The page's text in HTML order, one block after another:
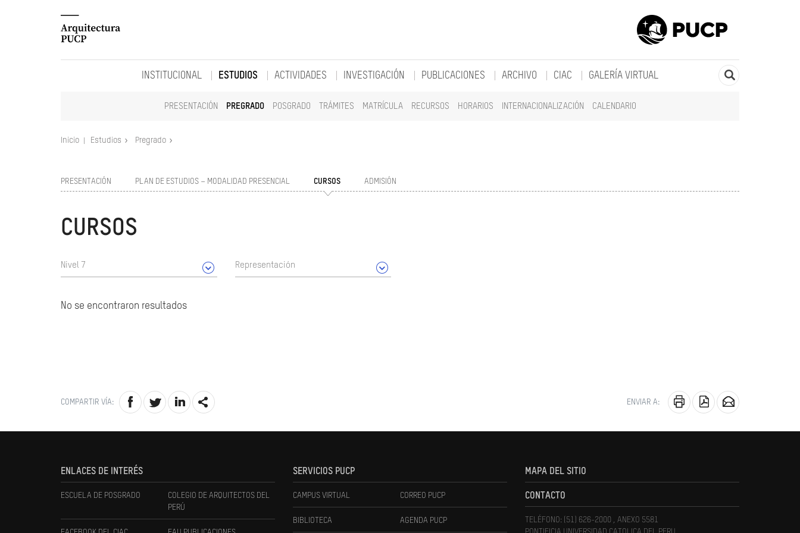
INSTITUCIONAL ESTUDIOS
PRESENTACIÓN PREGRADO POSGRADO TRÁMITES MATRÍCULA RECURSOS HORARIOS INTERNACIONALIZACIÓN CALENDARIO
ACTIVIDADES INVESTIGACIÓN PUBLICACIONES ARCHIVO CIAC GALERÍA VIRTUAL
Inicio Estudios Pregrado
PRESENTACIÓN PLAN DE ESTUDIOS – MODALIDAD PRESENCIAL CURSOS ADMISIÓN
CURSOS
Nivel 7 Representación
No se encontraron resultados
COMPARTIR VÍA: ENVIAR A:
ENLACES DE INTERÉS
ESCUELA DE POSGRADO
COLEGIO DE ARQUITECTOS DEL
PERÚ
SERVICIOS PUCP
CAMPUS VIRTUAL CORREO PUCP
BIBLIOTECA AGENDA PUCP
MAPA DEL SITIO
CONTACTO
TELÉFONO: (51) 626-2000 , ANEXO 5581